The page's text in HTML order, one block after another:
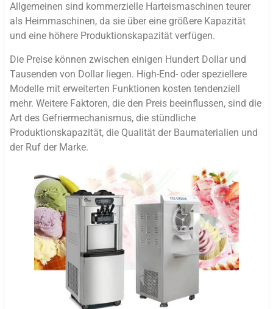
Allgemeinen sind kommerzielle Harteismaschinen teurer
als Heimmaschinen, da sie über eine größere Kapazität
und eine höhere Produktionskapazität verfügen.
Die Preise können zwischen einigen Hundert Dollar und
Tausenden von Dollar liegen. High-End- oder speziellere
Modelle mit erweiterten Funktionen kosten tendenziell
mehr. Weitere Faktoren, die den Preis beeinflussen, sind die
Art des Gefriermechanismus, die stündliche
Produktionskapazität, die Qualität der Baumaterialien und
der Ruf der Marke.